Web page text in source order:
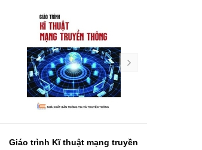
Giáo trình Kĩ thuật mạng truyền